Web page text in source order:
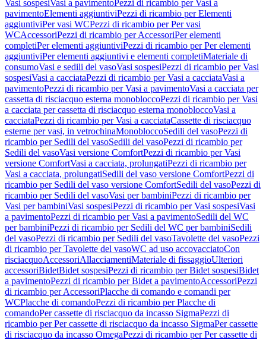
Vasi sospesiVasi a pavimentoPezzi di ricambio per Vasi a
pavimentoElementi aggiuntiviPezzi di ricambio per Elementi
aggiuntiviPer vasi WCPezzi di ricambio per Per vasi
WCAccessoriPezzi di ricambio per AccessoriPer elementi
completiPer elementi aggiuntiviPezzi di ricambio per Per elementi
aggiuntiviPer elementi aggiuntivi e elementi completiMateriale di
consumoVasi e sedili del vasoVasi sospesiPezzi di ricambio per Vasi
sospesiVasi a cacciataPezzi di ricambio per Vasi a cacciataVasi a
pavimentoPezzi di ricambio per Vasi a pavimentoVasi a cacciata per
cassetta di risciacquo esterna monobloccoPezzi di ricambio per Vasi
a cacciata per cassetta di risciacquo esterna monobloccoVasi a
cacciataPezzi di ricambio per Vasi a cacciataCassette di risciacquo
esterne per vasi, in vetrochinaMonobloccoSedili del vasoPezzi di
ricambio per Sedili del vasoSedili del vasoPezzi di ricambio per
Sedili del vasoVasi versione ComfortPezzi di ricambio per Vasi
versione ComfortVasi a cacciata, prolungatiPezzi di ricambio per
Vasi a cacciata, prolungatiSedili del vaso versione ComfortPezzi di
ricambio per Sedili del vaso versione ComfortSedili del vasoPezzi di
ricambio per Sedili del vasoVasi per bambiniPezzi di ricambio per
Vasi per bambiniVasi sospesiPezzi di ricambio per Vasi sospesiVasi
a pavimentoPezzi di ricambio per Vasi a pavimentoSedili del WC
per bambiniPezzi di ricambio per Sedili del WC per bambiniSedili
del vasoPezzi di ricambio per Sedili del vasoTavolette del vasoPezzi
di ricambio per Tavolette del vasoWC ad uso accovacciatoCon
risciacquoAccessoriAllacciamentiMateriale di fissaggioUlteriori
accessoriBidetBidet sospesiPezzi di ricambio per Bidet sospesiBidet
a pavimentoPezzi di ricambio per Bidet a pavimentoAccessoriPezzi
di ricambio per AccessoriPlacche di comando e comandi per
WCPlacche di comandoPezzi di ricambio per Placche di
comandoPer cassette di risciacquo da incasso SigmaPezzi di
ricambio per Per cassette di risciacquo da incasso SigmaPer cassette
di risciacquo da incasso OmegaPezzi di ricambio per Per cassette di